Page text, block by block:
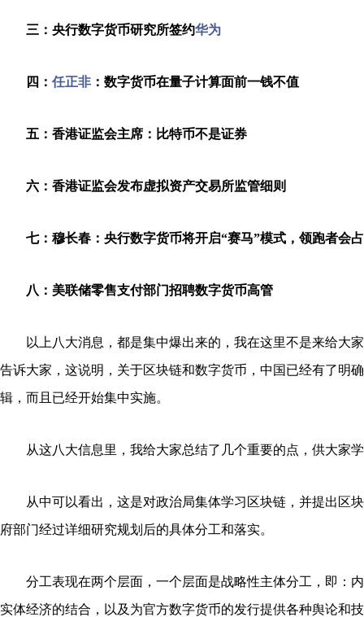
三：央行数字货币研究所签约华为
四： 任正非 ：数字货币在量子计算面前一钱不值
五：香港证监会主席：比特币不是证券
六：香港证监会发布虚拟资产交易所监管细则
七：穆长春：央行数字货币将开启“赛马”模式，领跑者会
八：美联储零售支付部门招聘数字货币高管
以上八大消息，都是集中爆出来的，我在这里不是来给大
告诉大家，这说明，关于区块链和数字货币，中国已经有了明
辑，而且已经开始集中实施。
从这八大信息里，我给大家总结了几个重要的点，供大家
从中可以看出，这是对政治局集体学习区块链，并提出区
府部门经过详细研究规划后的具体分工和落实。
分工表现在两个层面，一个层面是战略性主体分工，即：
实体经济的结合，以及为官方数字货币的发行提供各种舆论和